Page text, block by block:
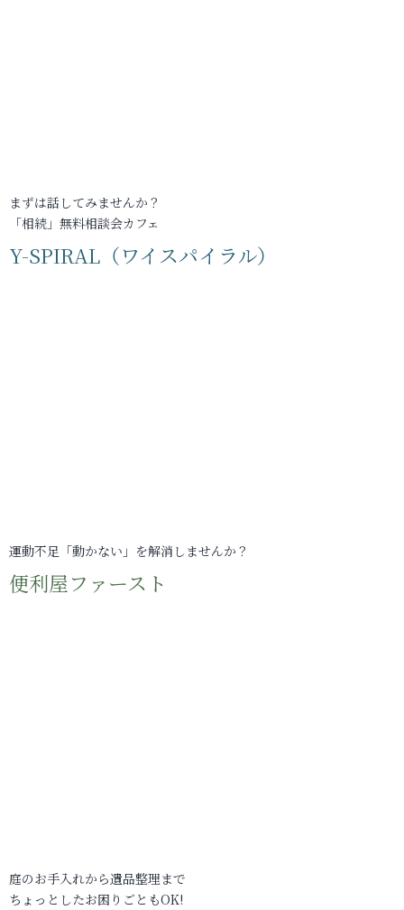
まずは話してみませんか？
「相続」無料相談会カフェ
Y-SPIRAL（ワイスパイラル）
運動不足「動かない」を解消しませんか？
便利屋ファースト
庭のお手入れから遺品整理まで
ちょっとしたお困りごともOK!